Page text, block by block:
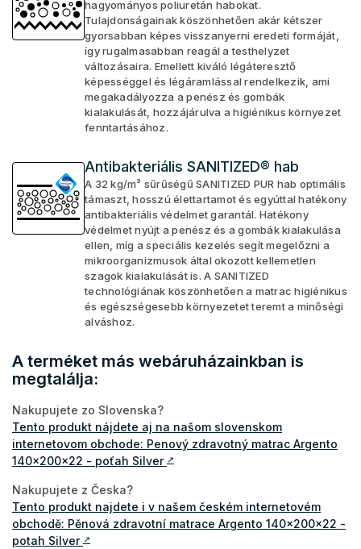
hagyományos poliuretán habokat.
Tulajdonságainak köszönhetően akár kétszer
gyorsabban képes visszanyerni eredeti formáját,
így rugalmasabban reagál a testhelyzet
változásaira. Emellett kiváló légáteresztő
képességgel és légáramlással rendelkezik, ami
megakadályozza a penész és gombák
kialakulását, hozzájárulva a higiénikus környezet
fenntartásához.
Antibakteriális SANITIZED® hab
A 32 kg/m³ sűrűségű SANITIZED PUR hab optimális
támaszt, hosszú élettartamot és egyúttal hatékony
antibakteriális védelmet garantál. Hatékony
védelmet nyújt a penész és a gombák kialakulása
ellen, míg a speciális kezelés segít megelőzni a
mikroorganizmusok által okozott kellemetlen
szagok kialakulását is. A SANITIZED
technológiának köszönhetően a matrac higiénikus
és egészségesebb környezetet teremt a minőségi
alváshoz.
A terméket más webáruházainkban is
megtalálja:
Nakupujete zo Slovenska?
Tento produkt nájdete aj na našom slovenskom
internetovom obchode: Penový zdravotný matrac Argento
140x200x22 - poťah Silver ↗
Nakupujete z Česka?
Tento produkt najdete i v našem českém internetovém
obchodě: Pěnová zdravotní matrace Argento 140x200x22 -
potah Silver ↗